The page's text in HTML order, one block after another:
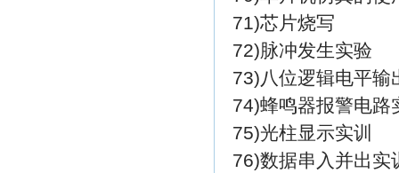
71)芯片烧写
72)脉冲发生实验
73)八位逻辑电平输
74)蜂鸣器报警电路
75)光柱显示实训
76)数据串入并出实